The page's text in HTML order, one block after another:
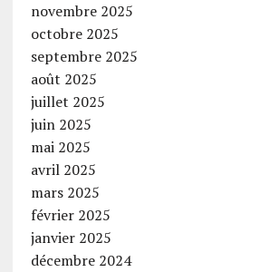
novembre 2025
octobre 2025
septembre 2025
août 2025
juillet 2025
juin 2025
mai 2025
avril 2025
mars 2025
février 2025
janvier 2025
décembre 2024